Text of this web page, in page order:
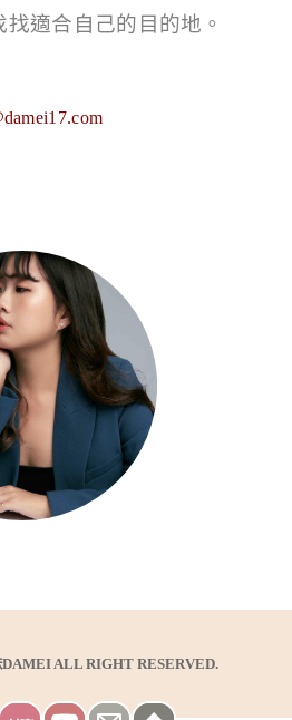
適合自己的目的地。
ALL RIGHT RESERVED.